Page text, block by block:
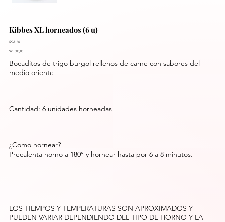
Kibbes XL horneados (6 u)
SKU: 46
$21.000,00
Bocaditos de trigo burgol rellenos de carne con sabores del
medio oriente
Cantidad: 6 unidades horneadas
¿Como hornear?
Precalenta horno a 180° y hornear hasta por 6 a 8 minutos.
LOS TIEMPOS Y TEMPERATURAS SON APROXIMADOS Y
PUEDEN VARIAR DEPENDIENDO DEL TIPO DE HORNO Y LA